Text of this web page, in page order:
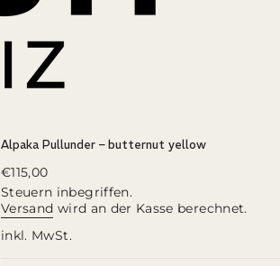
Alpaka Pullunder – butternut yellow
Regulärer
Preis
€115,00
Steuern inbegriffen.
Versand wird an der Kasse berechnet.
inkl. MwSt.